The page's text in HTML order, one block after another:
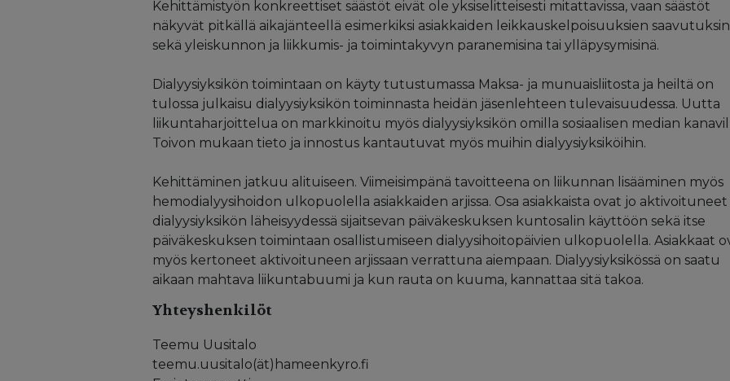
Kehittämistyön konkreettiset säästöt eivät ole yksiselitteisesti mitattavissa, vaan säästöt
näkyvät pitkällä aikajänteellä esimerkiksi asiakkaiden leikkauskelpoisuuksien
sekä yleiskunnon ja liikkumis- ja toimintakyvyn paranemisina tai ylläpysymisinä.
Dialyysiyksikön toimintaan on käyty tutustumassa Maksa- ja munuaisliitosta ja heiltä on
tulossa julkaisu dialyysiyksikön toiminnasta heidän jäsenlehteen tulevaisuudessa. Uutta
liikuntaharjoittelua on markkinoitu myös dialyysiyksikön omilla sosiaalisen median
Toivon mukaan tieto ja innostus kantautuvat myös muihin dialyysiyksiköihin.
Kehittäminen jatkuu alituiseen. Viimeisimpänä tavoitteena on liikunnan lisääminen myös
hemodialyysihoidon ulkopuolella asiakkaiden arjissa. Osa asiakkaista ovat jo aktivoituneet
dialyysiyksikön läheisyydessä sijaitsevan päiväkeskuksen kuntosalin käyttöön sekä itse
päiväkeskuksen toimintaan osallistumiseen dialyysihoitopäivien ulkopuolella. Asiakkaat
myös kertoneet aktivoituneen arjissaan verrattuna aiempaan. Dialyysiyksikössä on saatu
aikaan mahtava liikuntabuumi ja kun rauta on kuuma, kannattaa sitä takoa.
Yhteyshenkilöt
Teemu Uusitalo
teemu.uusitalo(ät)hameenkyro.fi